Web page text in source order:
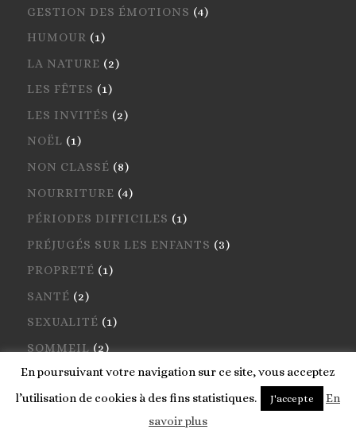
GESTION DES ÉMOTIONS (4)
HUMOUR (1)
LA NATURE (2)
LES FÊTES (1)
LES INVITÉS (2)
NOËL (1)
NON CLASSÉ (8)
NOURRITURE (4)
PÉRIODES DIFFICILES (1)
PRÉJUGÉS SUR LES ENFANTS (3)
PROPRETÉ (1)
SANTÉ (2)
SEXUALITÉ (1)
SOMMEIL (2)
TÉMOIGNAGES D'AUTRES MAMANS(1)
TESTS(1)
En poursuivant votre navigation sur ce site, vous acceptez
l’utilisation de cookies à des fins statistiques.
J'accepte
En
savoir plus